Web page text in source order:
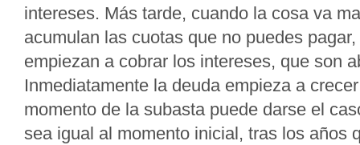
intereses. Más tarde, cuando la cosa va
acumulan las cuotas que no puedes
empiezan a cobrar los intereses, que son
Inmediatamente la deuda empieza a
momento de la subasta puede darse el
sea igual al momento inicial, tras los años